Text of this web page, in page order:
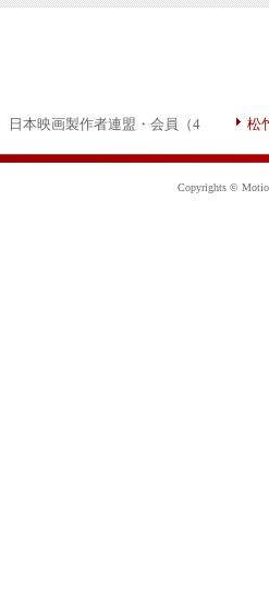
本映画製作者連盟・会員（4
松
Copyrights ©